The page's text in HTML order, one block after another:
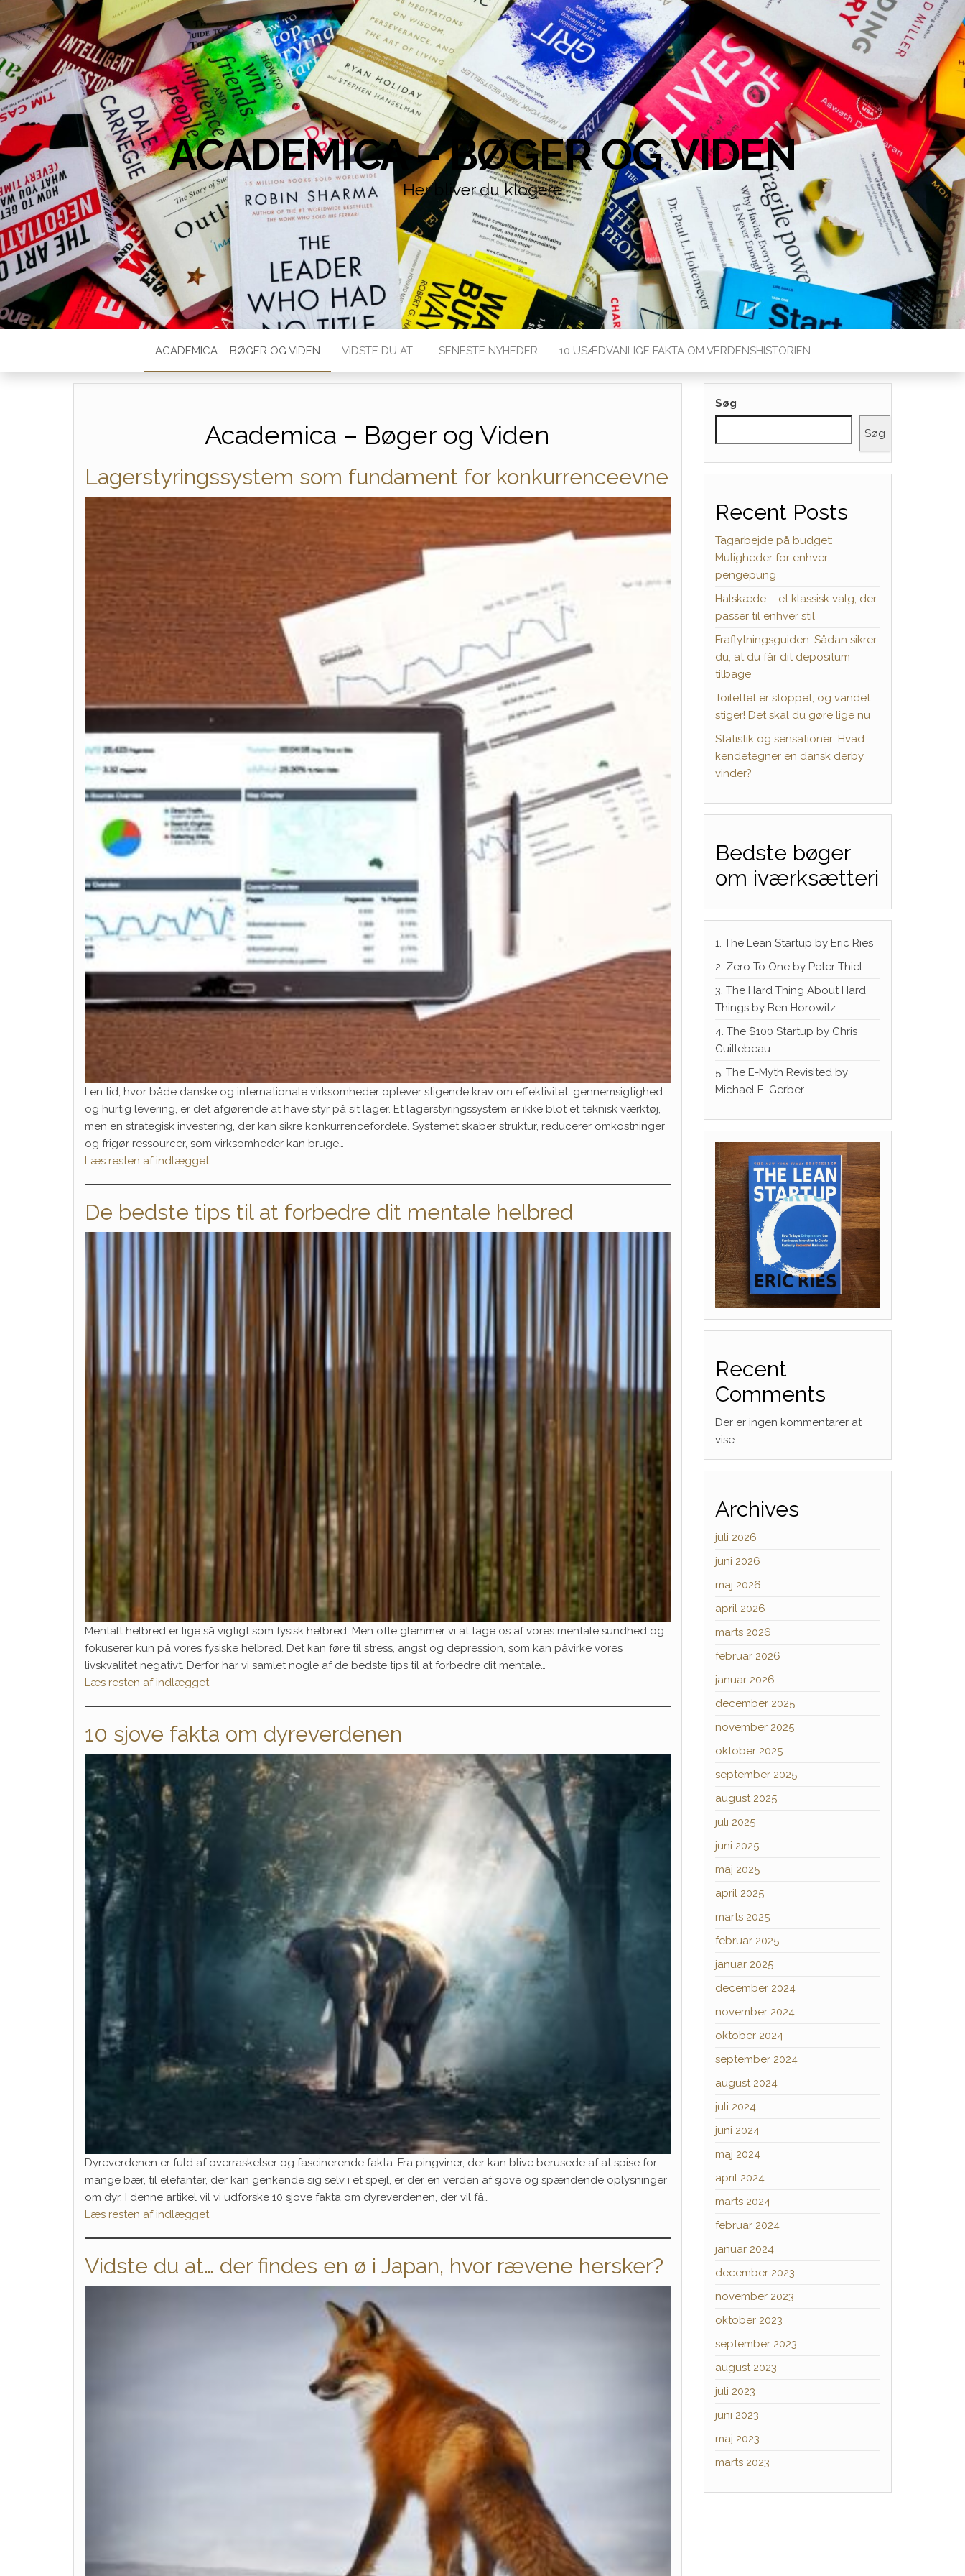
ACADEMICA – BØGER OG VIDEN
Her bliver du klogere
ACADEMICA – BØGER OG VIDEN VIDSTE DU AT… SENESTE NYHEDER 10 USÆDVANLIGE FAKTA OM VERDENSHISTORIEN
Academica – Bøger og Viden
Lagerstyringssystem som fundament for konkurrenceevne
I en tid, hvor både danske og internationale virksomheder oplever stigende krav om effektivitet, gennemsigtighed
og hurtig levering, er det afgørende at have styr på sit lager. Et lagerstyringssystem er ikke blot et teknisk værktøj,
men en strategisk investering, der kan sikre konkurrencefordele. Systemet skaber struktur, reducerer omkostninger
og frigør ressourcer, som virksomheder kan bruge…
Læs resten af indlægget
De bedste tips til at forbedre dit mentale helbred
Mentalt helbred er lige så vigtigt som fysisk helbred. Men ofte glemmer vi at tage os af vores mentale sundhed og
fokuserer kun på vores fysiske helbred. Det kan føre til stress, angst og depression, som kan påvirke vores
livskvalitet negativt. Derfor har vi samlet nogle af de bedste tips til at forbedre dit mentale…
Læs resten af indlægget
10 sjove fakta om dyreverdenen
Dyreverdenen er fuld af overraskelser og fascinerende fakta. Fra pingviner, der kan blive berusede af at spise for
mange bær, til elefanter, der kan genkende sig selv i et spejl, er der en verden af sjove og spændende oplysninger
om dyr. I denne artikel vil vi udforske 10 sjove fakta om dyreverdenen, der vil få…
Læs resten af indlægget
Vidste du at… der findes en ø i Japan, hvor rævene hersker?
Søg
Søg
Recent Posts
Tagarbejde på budget:
Muligheder for enhver
pengepung
Halskæde – et klassisk valg, der
passer til enhver stil
Fraflytningsguiden: Sådan sikrer
du, at du får dit depositum
tilbage
Toilettet er stoppet, og vandet
stiger! Det skal du gøre lige nu
Statistik og sensationer: Hvad
kendetegner en dansk derby
vinder?
Bedste bøger
om iværksætteri
1. The Lean Startup by Eric Ries
2. Zero To One by Peter Thiel
3. The Hard Thing About Hard
Things by Ben Horowitz
4. The $100 Startup by Chris
Guillebeau
5. The E-Myth Revisited by
Michael E. Gerber
Recent
Comments
Der er ingen kommentarer at
vise.
Archives
juli 2026
juni 2026
maj 2026
april 2026
marts 2026
februar 2026
januar 2026
december 2025
november 2025
oktober 2025
september 2025
august 2025
juli 2025
juni 2025
maj 2025
april 2025
marts 2025
februar 2025
januar 2025
december 2024
november 2024
oktober 2024
september 2024
august 2024
juli 2024
juni 2024
maj 2024
april 2024
marts 2024
februar 2024
januar 2024
december 2023
november 2023
oktober 2023
september 2023
august 2023
juli 2023
juni 2023
maj 2023
marts 2023